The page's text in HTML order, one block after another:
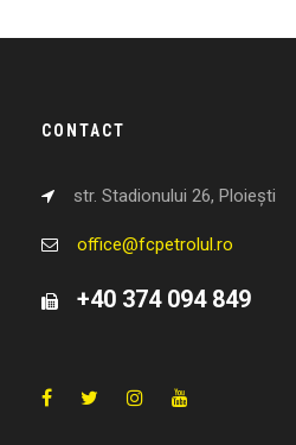
CONTACT
str. Stadionului 26, Ploiești
office@fcpetrolul.ro
+40 374 094 849